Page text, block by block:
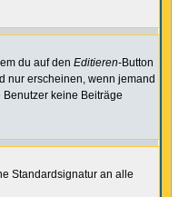
du auf den Editieren-Button
nur erscheinen, wenn jemand
keine Beiträge
Standardsignatur an alle